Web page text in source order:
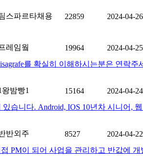
스파르타채용 22859 2024-04-26
레임웤 19964 2024-04-25
를 확실히 이해하시는분은 연락주
왕밤빵1 15164 2024-04-24
습니다. Android, IOS 10년차 시니어,
반외주 8527 2024-04-22
PM이 되어 사업을 관리하고 반값에 개